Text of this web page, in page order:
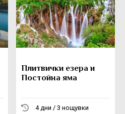
Плитвички езера и
Постойна яма
4 дни / 3 нощувки